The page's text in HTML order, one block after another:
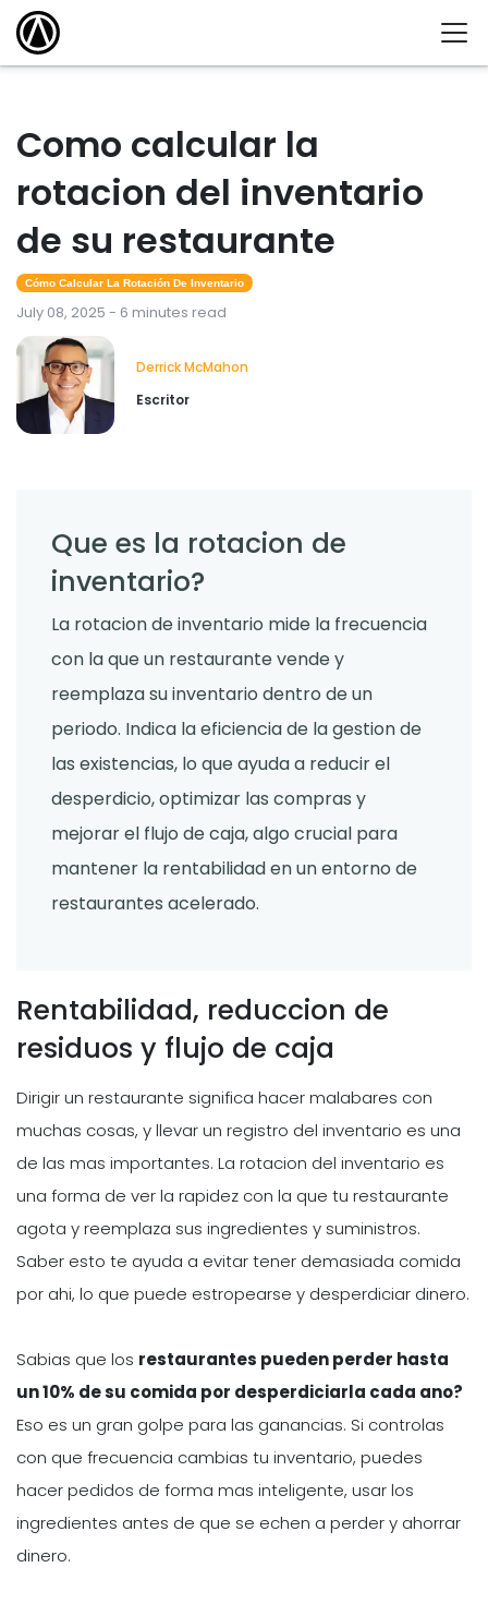
Como calcular la
rotacion del inventario
de su restaurante
Cómo Calcular La Rotación De Inventario
July 08, 2025 - 6 minutes read
Derrick McMahon
Escritor
Que es la rotacion de
inventario?
La rotacion de inventario mide la frecuencia
con la que un restaurante vende y
reemplaza su inventario dentro de un
periodo. Indica la eficiencia de la gestion de
las existencias, lo que ayuda a reducir el
desperdicio, optimizar las compras y
mejorar el flujo de caja, algo crucial para
mantener la rentabilidad en un entorno de
restaurantes acelerado.
Rentabilidad, reduccion de
residuos y flujo de caja
Dirigir un restaurante significa hacer malabares con
muchas cosas, y llevar un registro del inventario es una
de las mas importantes. La rotacion del inventario es
una forma de ver la rapidez con la que tu restaurante
agota y reemplaza sus ingredientes y suministros.
Saber esto te ayuda a evitar tener demasiada comida
por ahi, lo que puede estropearse y desperdiciar dinero.
Sabias que los restaurantes pueden perder hasta
un 10% de su comida por desperdiciarla cada ano?
Eso es un gran golpe para las ganancias. Si controlas
con que frecuencia cambias tu inventario, puedes
hacer pedidos de forma mas inteligente, usar los
ingredientes antes de que se echen a perder y ahorrar
dinero.